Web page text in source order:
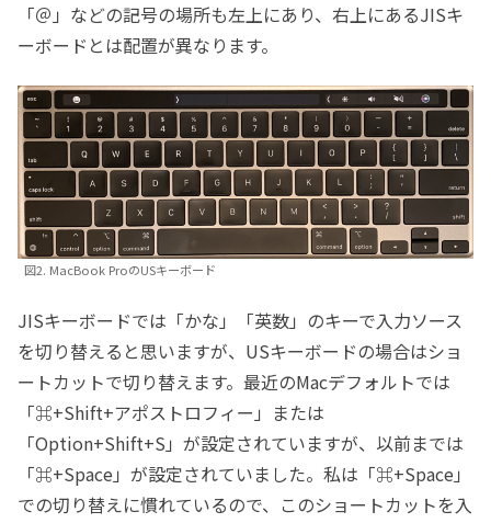
「＠」などの記号の場所も左上にあり、右上にあるJISキ
ーボードとは配置が異なります。
図2. MacBook ProのUSキーボード
JISキーボードでは「かな」「英数」のキーで入力ソース
を切り替えると思いますが、USキーボードの場合はショ
ートカットで切り替えます。最近のMacデフォルトでは
「⌘+Shift+アポストロフィー」または
「Option+Shift+S」が設定されていますが、以前までは
「⌘+Space」が設定されていました。私は「⌘+Space」
での切り替えに慣れているので、このショートカットを入